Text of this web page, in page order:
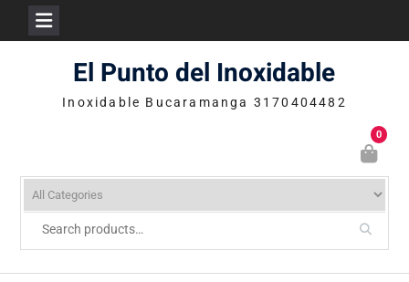
El Punto del Inoxidable
Inoxidable Bucaramanga 3170404482
0